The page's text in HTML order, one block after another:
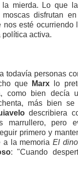
mierda. Lo que
disfrutan
nos esté ocurriendo
política activa.
todavía personas
que
Marx
lo
como bien decía
más bien
describiera
marrullero, pero
primero y
a la memoria El
: "Cuando